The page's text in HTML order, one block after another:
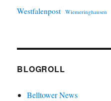
Westfalenpost Wiemeringhausen
BLOGROLL
Belltower News